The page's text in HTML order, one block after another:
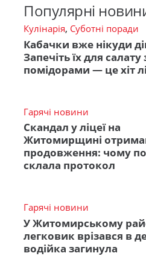
Популярні
Кулінарія, Суботні поради
Кабачки вже нікуди
Запечіть їх для салату
помідорами — це хіт
Гарячі новини
Скандал у ліцеї на
Житомирщині
продовження: чому
склала протокол
Гарячі новини
У Житомирському
легковик врізався в
водійка загинула